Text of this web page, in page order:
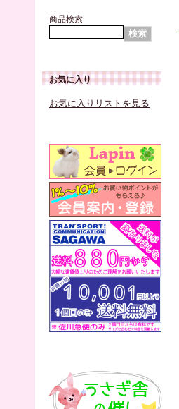
商品検索
お気に入り
お気に入りリストを見る